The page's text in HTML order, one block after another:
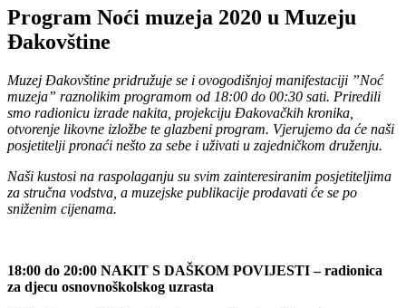
Program Noći muzeja 2020 u Muzeju
Đakovštine
Muzej Đakovštine pridružuje se i ovogodišnjoj manifestaciji ”Noć
muzeja” raznolikim programom od 18:00 do 00:30 sati. Priredili
smo radionicu izrade nakita, projekciju Đakovačkih kronika,
otvorenje likovne izložbe te glazbeni program. Vjerujemo da će naši
posjetitelji pronaći nešto za sebe i uživati u zajedničkom druženju.
Naši kustosi na raspolaganju su svim zainteresiranim posjetiteljima
za stručna vodstva, a muzejske publikacije prodavati će se po
sniženim cijenama.
18:00 do 20:00 NAKIT S DAŠKOM POVIJESTI – radionica
za djecu osnovnoškolskog uzrasta